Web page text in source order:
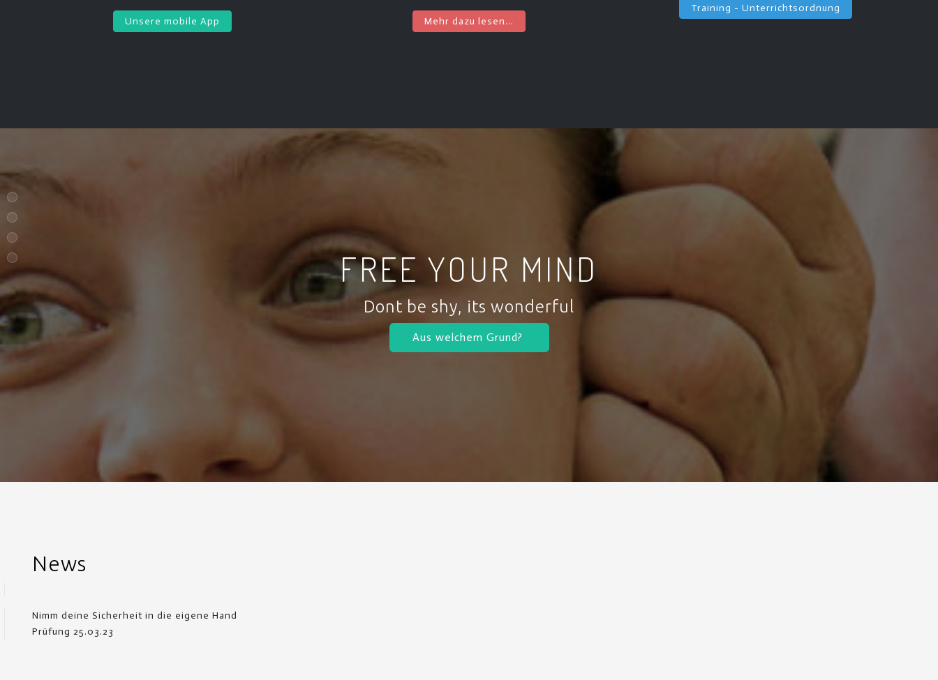
Unsere mobile App Mehr dazu lesen...
Training - Unterrichtsordnung
FREE YOUR MIND
Dont be shy, its wonderful
Aus welchem Grund?
News
Nimm deine Sicherheit in die eigene Hand
Prüfung 25.03.23